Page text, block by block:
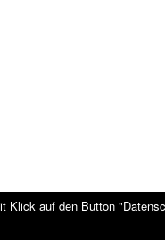
Klick auf den Button